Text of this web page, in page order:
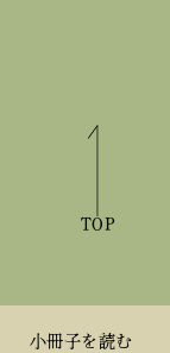
小冊子を読む
TOP